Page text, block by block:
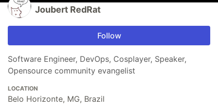
Joubert RedRat
Follow
Software Engineer, DevOps, Cosplayer, Speaker,
Opensource community evangelist
LOCATION
Belo Horizonte, MG, Brazil